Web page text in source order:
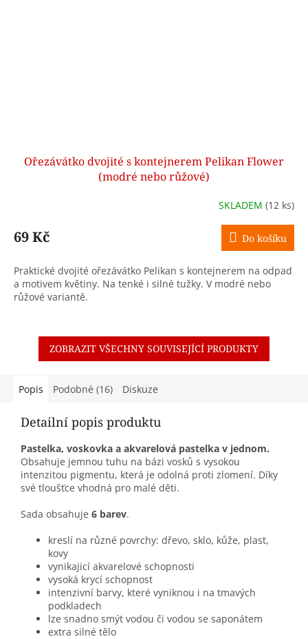
Ořezávátko dvojité s kontejnerem Pelikan Flower
(modré nebo růžové)
SKLADEM (12 ks)
69 Kč Do košíku
Praktické dvojité ořezávátko Pelikan s kontejnerem na odpad
a motivem květiny. Na tenké i silné tužky. V modré nebo
růžové variantě.
ZOBRAZIT VŠECHNY SOUVISEJÍCÍ PRODUKTY
Popis Podobné (16) Diskuze
Detailní popis produktu
Pastelka, voskovka a akvarelová pastelka v jednom.
Obsahuje jemnou tuhu na bázi vosků s vysokou
intenzitou pigmentu, která je odolná proti zlomení. Díky
své tloušťce vhodná pro malé děti.
Sada obsahuje 6 barev.
kreslí na různé povrchy: dřevo, sklo, kůže, plast,
kovy
vynikajicí akvarelové schopnosti
vysoká krycí schopnost
intenzivní barvy, které vyniknou i na tmavých
podkladech
lze snadno smýt vodou či vodou se saponátem
extra silné tělo